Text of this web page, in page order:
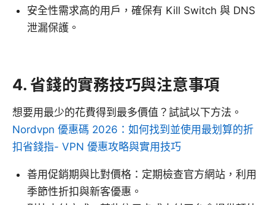
安全性需求高的用戶，確保有 Kill Switch 與 DNS
泄漏保護。
4. 省錢的實務技巧與注意事項
想要用最少的花費得到最多價值？試試以下方法。
Nordvpn 優惠碼 2026：如何找到並使用最划算的折
扣省錢指- VPN 優惠攻略與實用技巧
善用促銷期與比對價格：定期檢查官方網站，利用
季節性折扣與新客優惠。